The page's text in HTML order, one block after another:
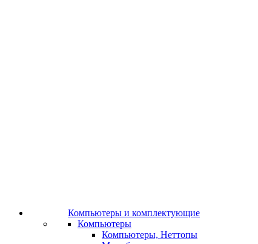
Компьютеры и комплектующие
Компьютеры
Компьютеры, Неттопы